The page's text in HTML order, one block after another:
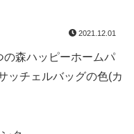
2021.12.01
の森ハッピーホームパ
ッチェルバッグの色(カ